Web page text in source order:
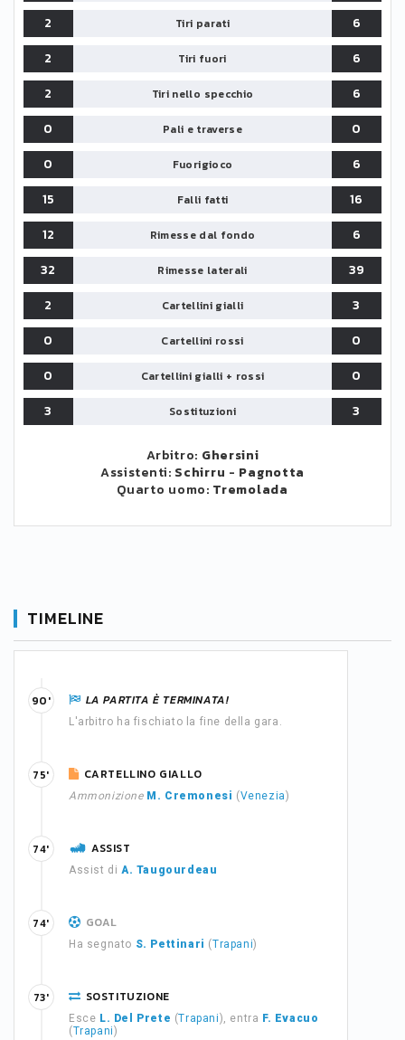
2 Tiri parati
6
2
Tiri fuori
6
2
Tiri nello specchio
6
0
Pali e traverse
0
0
Fuorigioco
6
15
Falli fatti
16
12
Rimesse dal fondo
6
32
Rimesse laterali
39
2
Cartellini gialli
3
0
Cartellini rossi
0
0
Cartellini gialli + rossi
0
3
Sostituzioni 3
Arbitro: Ghersini
Assistenti: Schirru - Pagnotta
Quarto uomo: Tremolada
TIMELINE
LA PARTITA È TERMINATA!
L'arbitro ha fischiato la fine della gara.
90'
CARTELLINO GIALLO
Ammonizione M. Cremonesi (Venezia)
75'
ASSIST
Assist di A. Taugourdeau
74'
GOAL
Ha segnato S. Pettinari (Trapani)
74'
SOSTITUZIONE
Esce L. Del Prete (Trapani), entra F. Evacuo
(Trapani)
73'